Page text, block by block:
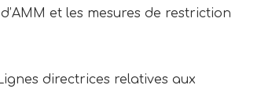
et les mesures de restriction
directrices relatives aux